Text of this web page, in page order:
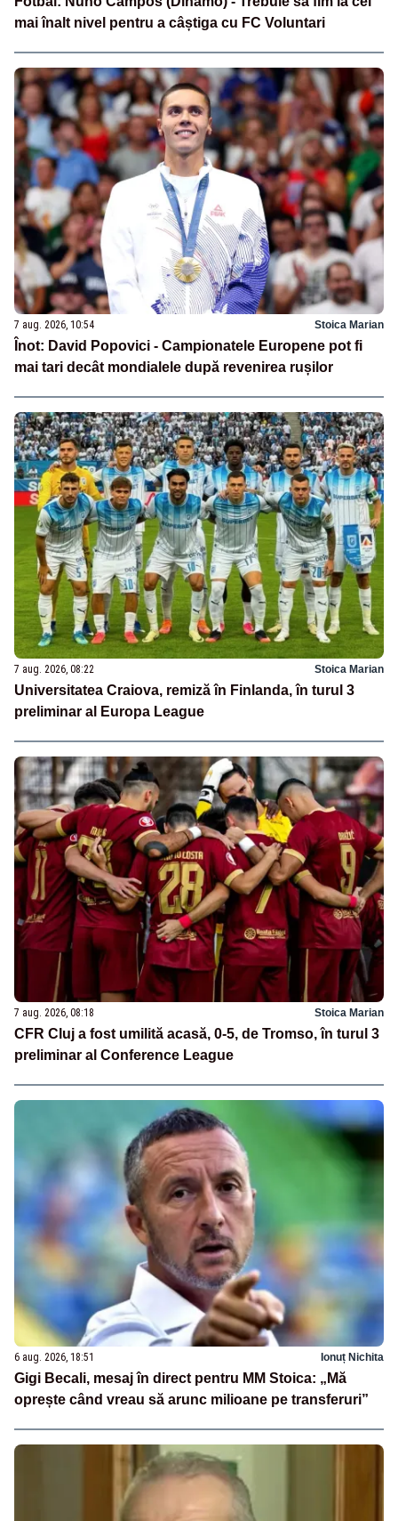
mai înalt nivel pentru a câștiga cu FC Voluntari
7 aug. 2026, 10:54 Stoica Marian
Înot: David Popovici - Campionatele Europene pot fi
mai tari decât mondialele după revenirea rușilor
7 aug. 2026, 08:22 Stoica Marian
Universitatea Craiova, remiză în Finlanda, în turul 3
preliminar al Europa League
7 aug. 2026, 08:18 Stoica Marian
CFR Cluj a fost umilită acasă, 0-5, de Tromso, în turul 3
preliminar al Conference League
6 aug. 2026, 18:51 Ionuț Nichita
Gigi Becali, mesaj în direct pentru MM Stoica: „Mă
oprește când vreau să arunc milioane pe transferuri”